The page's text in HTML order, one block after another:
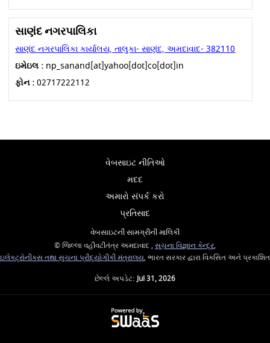
સાણંદ નગરપાલિકા
સાણંદ નગરપાલિકા કાર્યાલય, તાલુકા- સાણંદ, અમદાવાદ- 382110
ઇમેઇલ : np_sanand[at]yahoo[dot]co[dot]in
ફોન :02717222112
વેબસાઇટ નીતિઓ
મદદ
અમારો સંપર્ક કરો
પ્રતિસાદ
વેબસાઇટની સામગ્રીની માલિકી
© જિલ્લા વહીવટીતંત્ર અમદાવાદ , સૂચના વિજ્ઞાન કેન્દ્ર,
ઇલેક્ટ્રોનીક્સ તથા સુચના પ્રૌદ્યોગીકી મંત્રાલય, ભારત સરકાર દ્વારા વિકસિત અને પ્રકાશિત
છેલ્લે અપડેટ:Jul 31, 2026